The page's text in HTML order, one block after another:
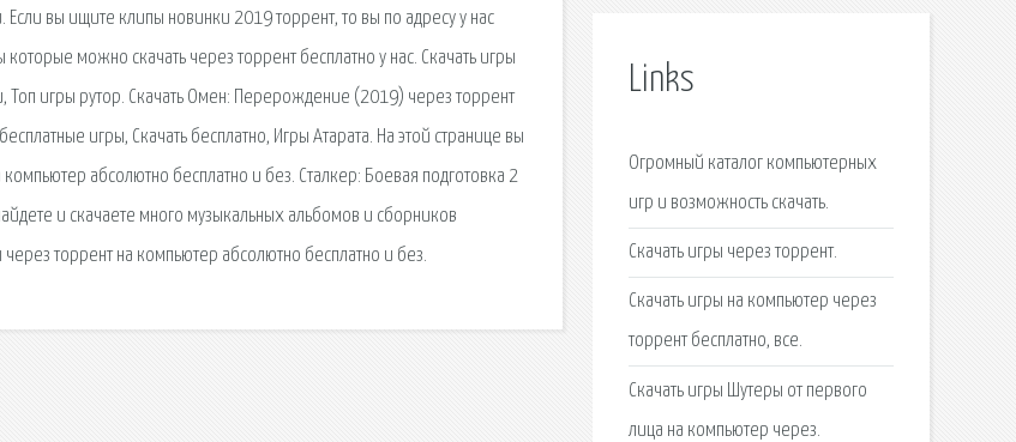
вы ищите клипы новинки 2019 торрент, то вы по адресу у нас
можно скачать через торрент бесплатно у нас. Скачать игры
Топ игры рутор. Скачать Омен: Перерождение (2019) через торрент
игры, Скачать бесплатно, Игры Атарата. На этой странице вы
абсолютно бесплатно и без. Сталкер: Боевая подготовка 2
и скачаете много музыкальных альбомов и сборников
торрент на компьютер абсолютно бесплатно и без.
Links
Огромный каталог компьютерных
игр и возможность скачать.
Скачать игры через торрент.
Скачать игры на компьютер через
торрент бесплатно, все.
Скачать игры Шутеры от первого
лица на компьютер через.